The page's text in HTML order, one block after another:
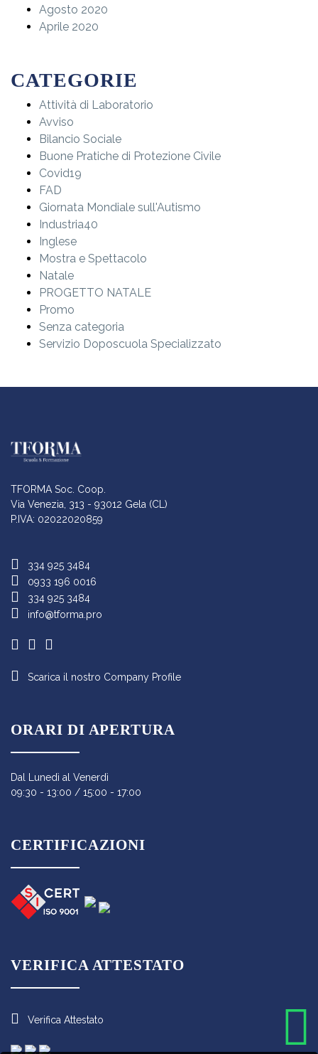
Agosto 2020
Aprile 2020
CATEGORIE
Attività di Laboratorio
Avviso
Bilancio Sociale
Buone Pratiche di Protezione Civile
Covid19
FAD
Giornata Mondiale sull'Autismo
Industria40
Inglese
Mostra e Spettacolo
Natale
PROGETTO NATALE
Promo
Senza categoria
Servizio Doposcuola Specializzato
TFORMA Soc. Coop.
Via Venezia, 313 - 93012 Gela (CL)
P.IVA: 02022020859
334 925 3484
0933 196 0016
334 925 3484
info@tforma.pro
Scarica il nostro Company Profile
ORARI DI APERTURA
Dal Lunedì al Venerdì
09:30 - 13:00 / 15:00 - 17:00
CERTIFICAZIONI
VERIFICA ATTESTATO
Verifica Attestato